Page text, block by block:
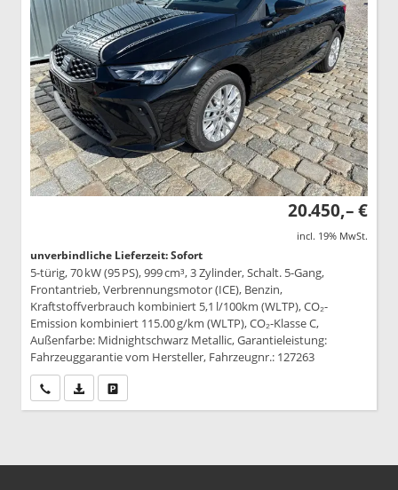
20.450,– €
incl. 19% MwSt.
unverbindliche Lieferzeit: Sofort
5-türig, 70 kW (95 PS), 999 cm³, 3 Zylinder, Schalt. 5-Gang,
Frontantrieb, Verbrennungsmotor (ICE), Benzin,
Kraftstoffverbrauch kombiniert 5,1 l/100km (WLTP), CO₂-
Emission kombiniert 115.00 g/km (WLTP), CO₂-Klasse C,
Außenfarbe: Midnightschwarz Metallic, Garantieleistung:
Fahrzeuggarantie vom Hersteller, Fahrzeugnr.: 127263
Wir rufen Sie anPDF-Datei, Fahrzeugexposé drucken